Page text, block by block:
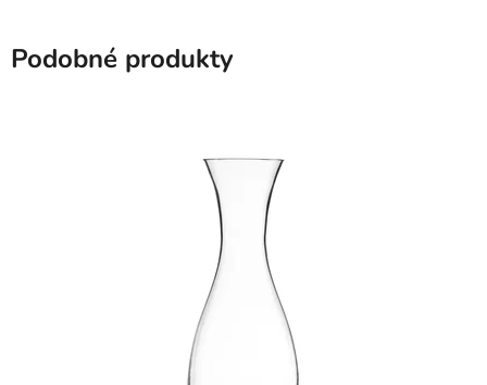
Podobné produkty